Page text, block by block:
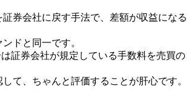
券会社に戻す手法で、差額が収益になる
ドと同一です。
証券会社が規定している手数料を売買の
て、ちゃんと評価することが肝心です。